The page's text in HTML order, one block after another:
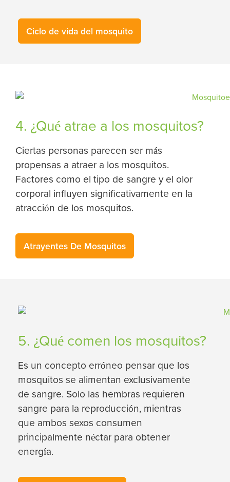
Ciclo de vida del mosquito
4. ¿Qué atrae a los mosquitos?
Ciertas personas parecen ser más
propensas a atraer a los mosquitos.
Factores como el tipo de sangre y el olor
corporal influyen significativamente en la
atracción de los mosquitos.
Atrayentes De Mosquitos
5. ¿Qué comen los mosquitos?
Es un concepto erróneo pensar que los
mosquitos se alimentan exclusivamente
de sangre. Solo las hembras requieren
sangre para la reproducción, mientras
que ambos sexos consumen
principalmente néctar para obtener
energía.